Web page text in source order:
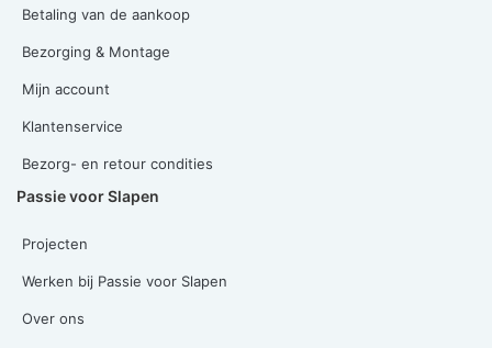
Betaling van de aankoop
Bezorging & Montage
Mijn account
Klantenservice
Bezorg- en retour condities
Passie voor Slapen
Projecten
Werken bij Passie voor Slapen
Over ons